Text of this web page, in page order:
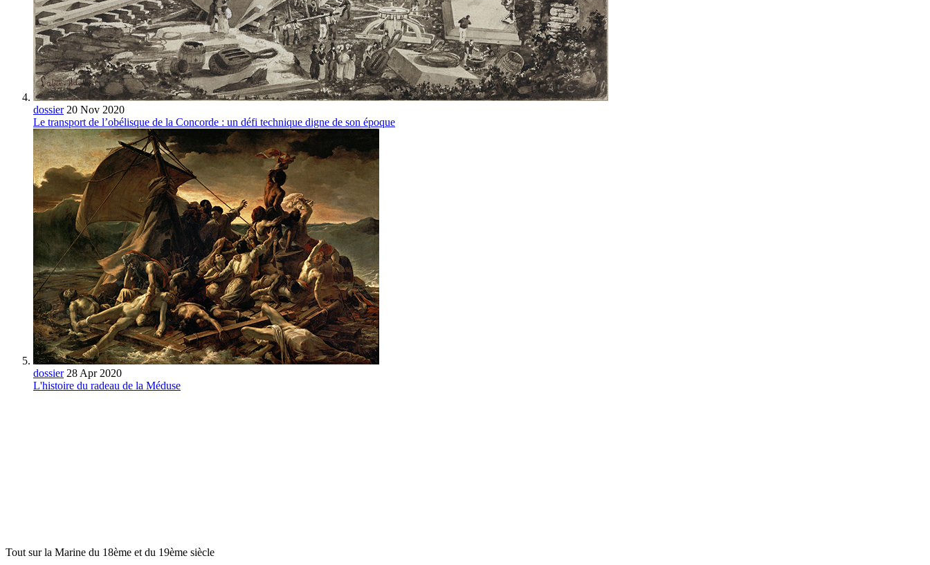
dossier 20 Nov 2020
Le transport de l’obélisque de la Concorde : un défi technique digne de son époque
dossier 28 Apr 2020
L'histoire du radeau de la Méduse
Tout sur la Marine du 18ème et du 19ème siècle